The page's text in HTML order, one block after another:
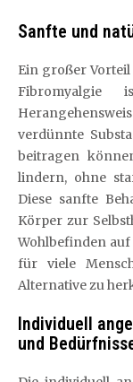
Sanfte und
Ein großer
verdünnte
beitragen
lindern, ohne
Diese sanfte
Körper zur
Wohlbefinden auf
für viele
Alternative zu
Individuell
und